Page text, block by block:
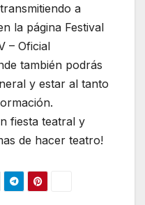
a
la página Festival
– Oficial
también podrás
y estar al tanto
fiesta teatral y
de hacer teatro!